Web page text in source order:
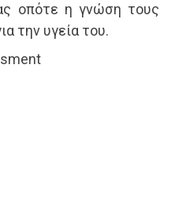
οπότε η γνώση τους
την υγεία του.